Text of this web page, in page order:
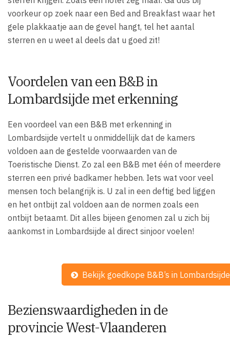
voorkeur op zoek naar een Bed and Breakfast waar het
gele plakkaatje aan de gevel hangt, tel het aantal
sterren en u weet al deels dat u goed zit!
Voordelen van een B&B in
Lombardsijde met erkenning
Een voordeel van een B&B met erkenning in
Lombardsijde vertelt u onmiddellijk dat de kamers
voldoen aan de gestelde voorwaarden van de
Toeristische Dienst. Zo zal een B&B met één of meerdere
sterren een privé badkamer hebben. Iets wat voor veel
mensen toch belangrijk is. U zal in een deftig bed liggen
en het ontbijt zal voldoen aan de normen zoals een
ontbijt betaamt. Dit alles bijeen genomen zal u zich bij
aankomst in Lombardsijde al direct sinjoor voelen!
Bekijk goedkope B&B’s in Lombardsijde
Bezienswaardigheden in de
provincie West-Vlaanderen